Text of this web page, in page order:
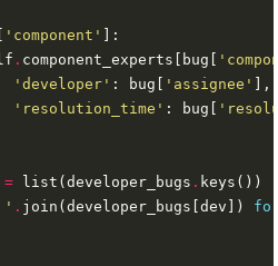
'component'
. component_experts[bug[
'developer' : bug[ 'assignee'
'resolution_time' : bug[
= list(developer_bugs .
' . join(developer_bugs[dev])